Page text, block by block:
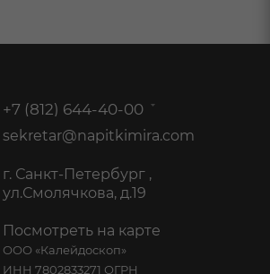
+7 (812) 644-40-00
sekretar@napitkimira.com
г. Санкт-Петербург ,
ул.Смолячкова, д.19
Посмотреть на карте
ООО «Калейдоскоп»
ИНН 7802833271 ОГРН